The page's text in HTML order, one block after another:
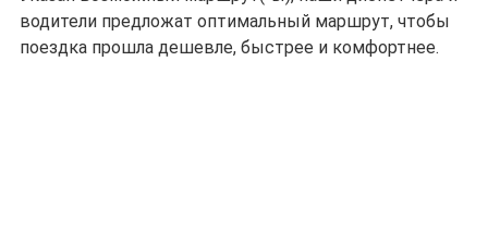
водители предложат оптимальный маршрут, чтобы
поездка прошла дешевле, быстрее и комфортнее.